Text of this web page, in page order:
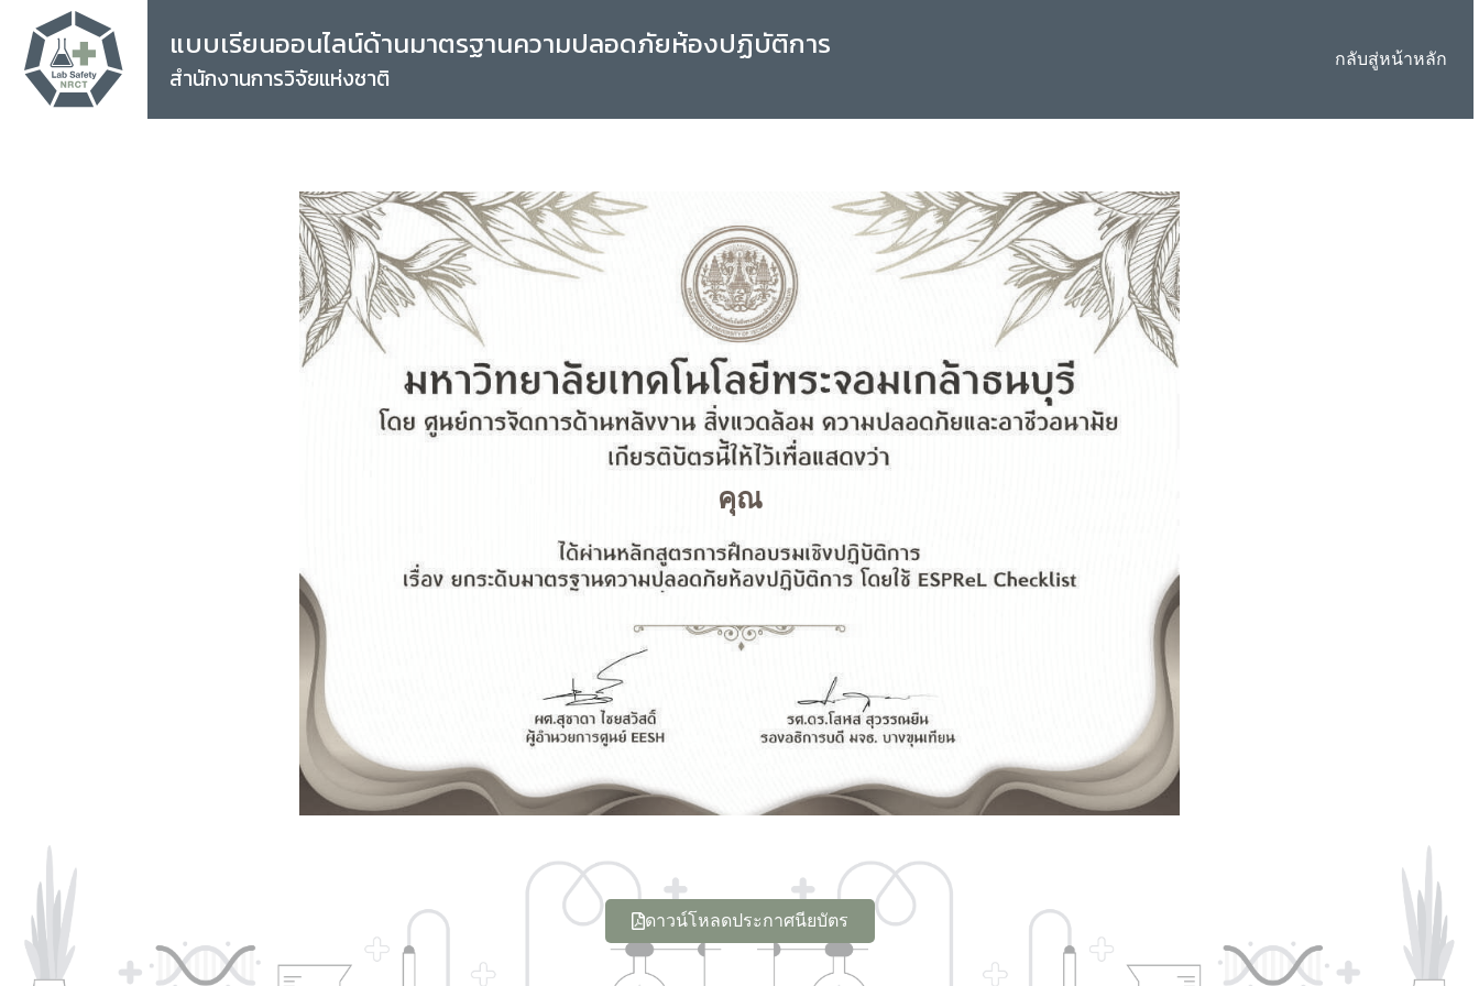
แบบเรียนออนไลน์ด้านมาตรฐานความปลอดภัยห้องปฏิบัติการ
สำนักงานการวิจัยแห่งชาติ
กลับสู่หน้าหลัก
คุณ
ดาวน์โหลดประกาศนียบัตร